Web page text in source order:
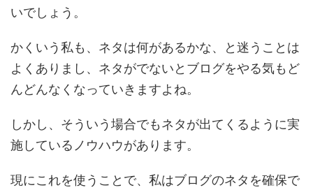
いでしょう。
かくいう私も、ネタは何があるかな、と迷うことは
よくありまし、ネタがでないとブログをやる気もど
んどんなくなっていきますよね。
しかし、そういう場合でもネタが出てくるように実
施しているノウハウがあります。
現にこれを使うことで、私はブログのネタを確保で